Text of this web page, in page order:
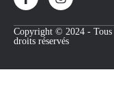
Copyright © 2024 - Tous
droits réservés